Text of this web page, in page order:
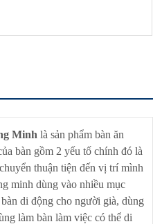
Minh là sản phẩm bàn ăn
bàn gồm 2 yếu tố chính đó là
thuận tiện đến vị trí mình
minh dùng vào nhiều mục
di động cho người già, dùng
làm bàn làm việc có thể di